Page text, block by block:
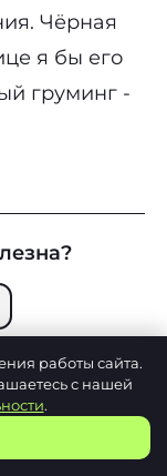
Чёрная
я бы его
груминг -
работы сайта.
с нашей
.